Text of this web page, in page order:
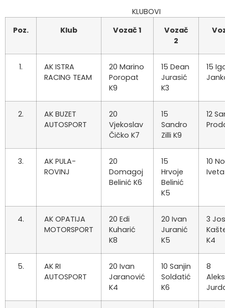
KLUBOVI
Poz.
Klub Vozač 1
Vozač
2
1.
AK ISTRA
RACING TEAM
20 Marino
Poropat
K9
15 Dean
Jurasić
K3
15
2.
AK BUZET
AUTOSPORT
20
Vjekoslav
Čičko K7
15
Sandro
Zilli K9
12
3.
AK PULA-
ROVINJ
20
Domagoj
Belinić K6
15
Hrvoje
Belinić
K5
10
4.
AK OPATIJA
MOTORSPORT
20 Edi
Kuharić
K8
20 Ivan
Juranić
K5
3
K4
5.
AK RI
AUTOSPORT
20 Ivan
Jaranović
K4
10 Sanjin
Soldatić
K6
8